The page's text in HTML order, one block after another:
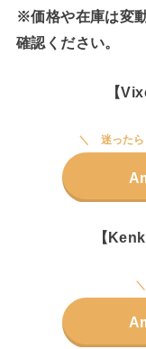
※価格や在庫は変
確認ください。
【
迷った
【